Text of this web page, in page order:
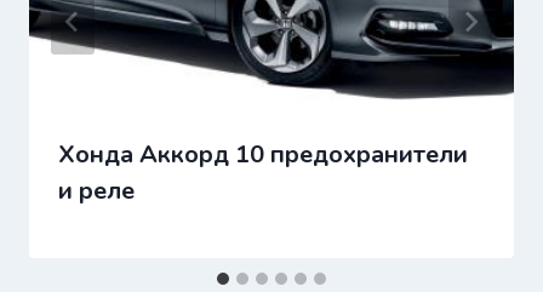
Хонда Аккорд 10 предохранители
и реле